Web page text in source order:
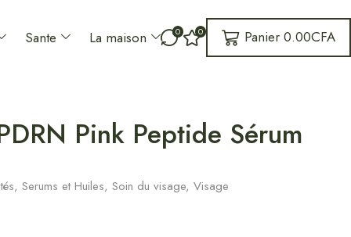
Sante La maison 0 0 Panier 0.00CFA
Pink Peptide Sérum
, Serums et Huiles, Soin du visage, Visage